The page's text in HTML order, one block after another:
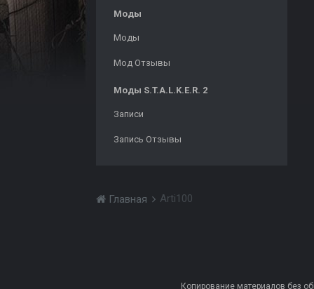
Моды
Моды
Мод Отзывы
Моды S.T.A.L.K.E.R. 2
Записи
Запись Отзывы
Главная Arti100
Копирование материалов без